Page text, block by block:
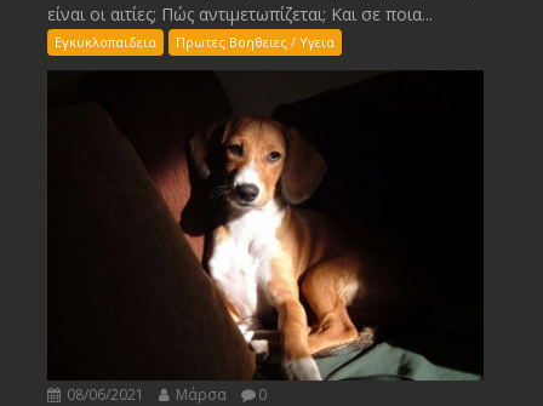
είναι οι αιτίες; Πώς αντιμετωπίζεται; Και σε ποια...
Εγκυκλοπαιδεια Πρωτες Βοηθειες / Υγεια
08/06/2021 Μάρσα 0